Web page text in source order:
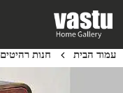
content
עמוד הבית חנות רהיטים